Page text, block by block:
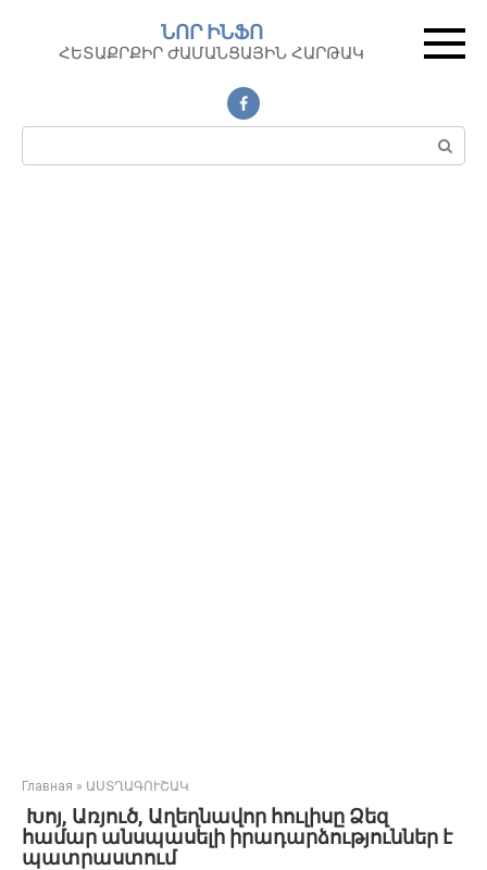
контенту
ՆՈՐ ԻՆՖՈ
ՀԵՏԱՔՐՔԻՐ ԺԱՄԱՆՑԱՅԻՆ ՀԱՐԹԱԿ
Поиск:
Главная » ԱՍՏՂԱԳՈՒՇԱԿ
Խոյ, Առյուծ, Աղեղնավոր հուլիսը Ձեզ
համար անսպասելի իրադարձություններ է
պատրաստում